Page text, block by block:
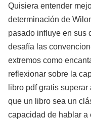
Quisiera entender
determinación de
pasado influye en sus
desafía las
extremos como
reflexionar sobre la
libro pdf gratis
que un libro sea un
capacidad de hablar